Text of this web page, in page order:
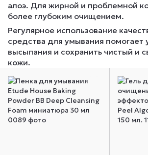
алоэ. Для жирной и проблемной
более глубоким очищением.
Регулярное использование
средства для умывания помогает
высыпания и сохранить чистый и
кожи.